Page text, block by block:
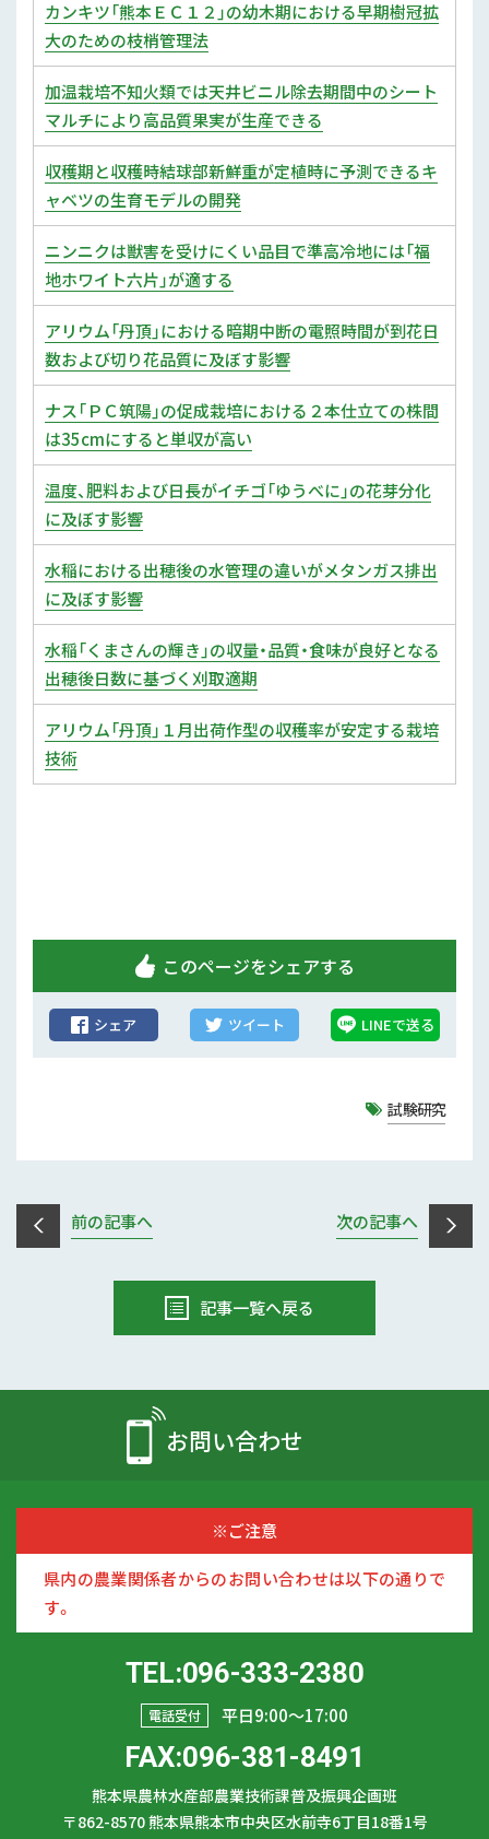
カンキツ「熊本ＥＣ１２」の幼木期における早期樹冠拡
大のための枝梢管理法
加温栽培不知火類では天井ビニル除去期間中のシート
マルチにより高品質果実が生産できる
収穫期と収穫時結球部新鮮重が定植時に予測できるキ
ャベツの生育モデルの開発
ニンニクは獣害を受けにくい品目で準高冷地には「福
地ホワイト六片」が適する
アリウム「丹頂」における暗期中断の電照時間が到花日
数および切り花品質に及ぼす影響
ナス「ＰＣ筑陽」の促成栽培における２本仕立ての株間
は35cmにすると単収が高い
温度、肥料および日長がイチゴ「ゆうべに」の花芽分化
に及ぼす影響
水稲における出穂後の水管理の違いがメタンガス排出
に及ぼす影響
水稲「くまさんの輝き」の収量・品質・食味が良好となる
出穂後日数に基づく刈取適期
アリウム「丹頂」１月出荷作型の収穫率が安定する栽培
技術
このページをシェアする
シェア ツイート LINEで送る
試験研究
前の記事へ 次の記事へ
記事一覧へ戻る
お問い合わせ
※ご注意
県内の農業関係者からのお問い合わせは以下の通りで
す。
TEL:096-333-2380
電話受付 平日9:00〜17:00
FAX:096-381-8491
熊本県農林水産部農業技術課普及振興企画班
〒862-8570熊本県熊本市中央区水前寺6丁目18番1号